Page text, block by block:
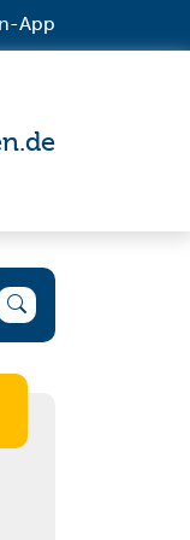
App